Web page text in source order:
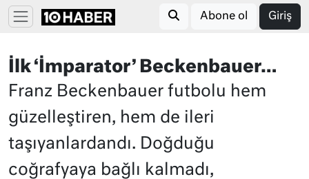
Abone ol Giriş
İlk ‘İmparator’ Beckenbauer…
Franz Beckenbauer futbolu hem
güzelleştiren, hem de ileri
taşıyanlardandı. Doğduğu
coğrafyaya bağlı kalmadı,